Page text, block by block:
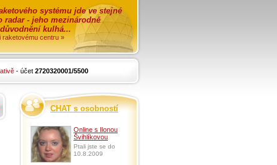
systému jde ve stejné
radar - jeho mezinárodně
kulhá...
raketovému centru »
- účet 2720320001/5500
CHAT s osobností
Online s Ilonou
Švihlíkovou
Ptali jste se do
10.8.2009